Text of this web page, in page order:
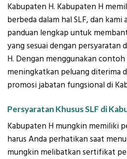
Kabupaten H. Kabupaten H
berbeda dalam hal SLF, dan
panduan lengkap untuk
yang sesuai dengan persyaratan
H. Dengan menggunakan
meningkatkan peluang diterima
promosi jabatan fungsional di
Persyaratan Khusus SLF di
Kabupaten H mungkin memiliki
harus Anda perhatikan saat
mungkin melibatkan sertifikat